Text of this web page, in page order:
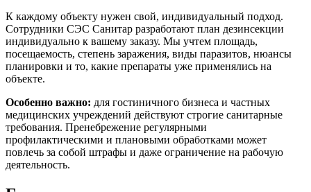
К каждому объекту нужен свой, индивидуальный подход.
Сотрудники СЭС Санитар разработают план дезинсекции
индивидуально к вашему заказу. Мы учтем площадь,
посещаемость, степень заражения, виды паразитов, нюансы
планировки и то, какие препараты уже применялись на
объекте.
Особенно важно: для гостиничного бизнеса и частных
медицинских учреждений действуют строгие санитарные
требования. Пренебрежение регулярными
профилактическими и плановыми обработками может
повлечь за собой штрафы и даже ограничение на рабочую
деятельность.